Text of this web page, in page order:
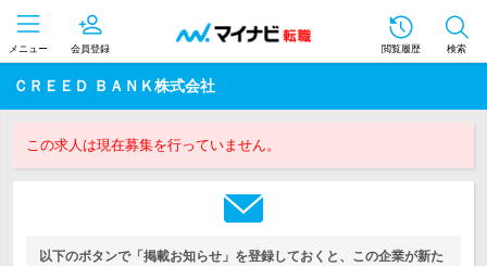
メニュー 会員登録 閲覧履歴 検索
ＣＲＥＥＤ ＢＡＮＫ株式会社
この求人は現在募集を行っていません。
以下のボタンで「掲載お知らせ」を登録しておくと、この企業が新た